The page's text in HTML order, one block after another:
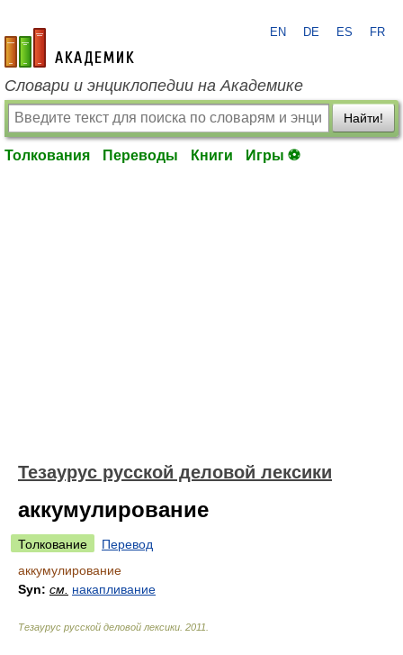
academic.ru
EN DE ES FR
Словари и энциклопедии на Академике
Найти!
Толкования Переводы Книги Игры ⚽
Тезаурус русской деловой лексики
аккумулирование
Толкование
Перевод
аккумулирование
Syn: см. накапливание
Тезаурус русской деловой лексики 2011